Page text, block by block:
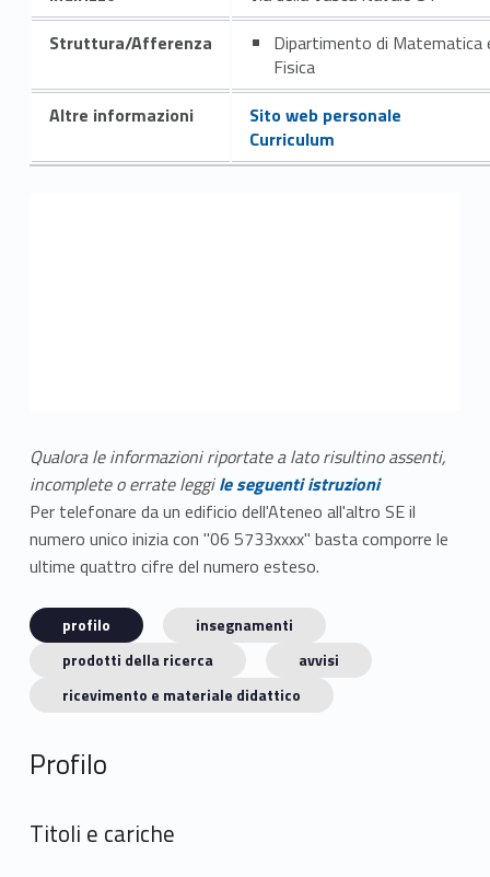
Struttura/Afferenza
Dipartimento di Matematica
Fisica
Altre informazioni
Sito web personale
Curriculum
Qualora le informazioni riportate a lato risultino assenti,
incomplete o errate leggile seguenti istruzioni
Per telefonare da un edificio dell'Ateneo all'altro SE il
numero unico inizia con "06 5733xxxx" basta comporre le
ultime quattro cifre del numero esteso.
profilo
insegnamenti
prodotti della ricerca
avvisi
ricevimento e materiale didattico
Profilo
Titoli e cariche